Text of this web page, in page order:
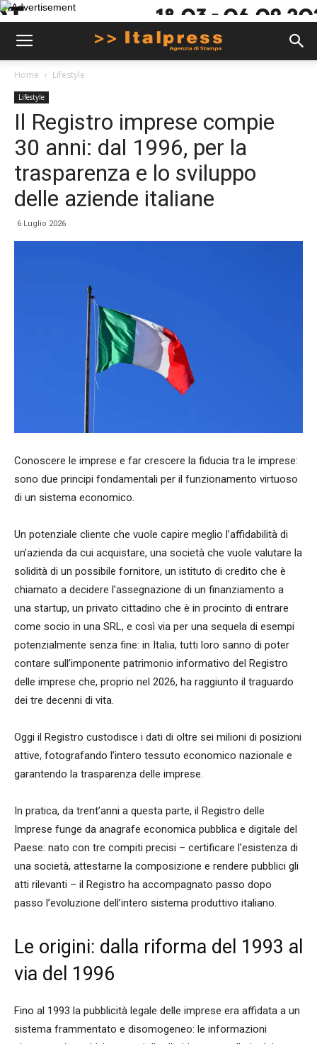
Home Lifestyle
Lifestyle
Il Registro imprese compie
30 anni: dal 1996, per la
trasparenza e lo sviluppo
delle aziende italiane
6 Luglio 2026
Conoscere le imprese e far crescere la fiducia tra le imprese:
sono due principi fondamentali per il funzionamento virtuoso
di un sistema economico.
Un potenziale cliente che vuole capire meglio l’affidabilità di
un’azienda da cui acquistare, una società che vuole valutare la
solidità di un possibile fornitore, un istituto di credito che è
chiamato a decidere l’assegnazione di un finanziamento a
una startup, un privato cittadino che è in procinto di entrare
come socio in una SRL, e così via per una sequela di esempi
potenzialmente senza fine: in Italia, tutti loro sanno di poter
contare sull’imponente patrimonio informativo del Registro
delle imprese che, proprio nel 2026, ha raggiunto il traguardo
dei tre decenni di vita.
Oggi il Registro custodisce i dati di oltre sei milioni di posizioni
attive, fotografando l’intero tessuto economico nazionale e
garantendo la trasparenza delle imprese.
In pratica, da trent’anni a questa parte, il Registro delle
Imprese funge da anagrafe economica pubblica e digitale del
Paese: nato con tre compiti precisi – certificare l’esistenza di
una società, attestarne la composizione e rendere pubblici gli
atti rilevanti – il Registro ha accompagnato passo dopo
passo l’evoluzione dell’intero sistema produttivo italiano.
Le origini: dalla riforma del 1993 al
via del 1996
Fino al 1993 la pubblicità legale delle imprese era affidata a un
sistema frammentato e disomogeneo: le informazioni